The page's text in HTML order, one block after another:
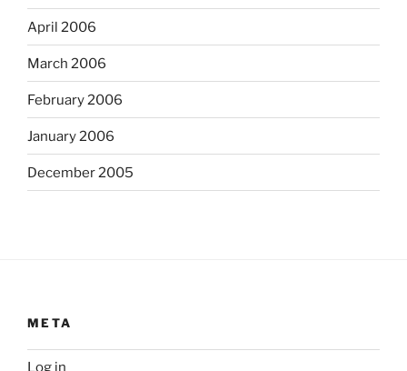
April 2006
March 2006
February 2006
January 2006
December 2005
META
Log in